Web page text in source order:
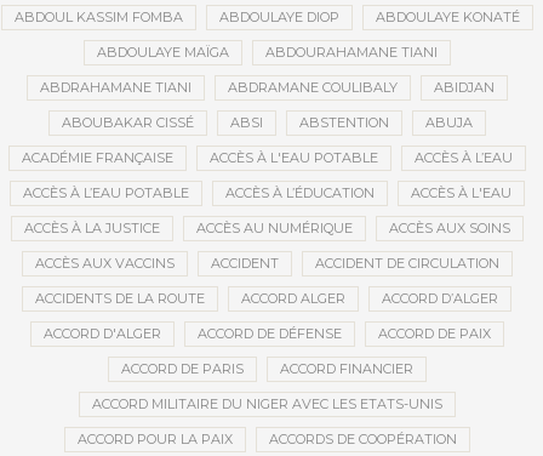
ABDOUL KASSIM FOMBA ABDOULAYE DIOP ABDOULAYE KONATÉ
ABDOULAYE MAÏGA ABDOURAHAMANE TIANI
ABDRAHAMANE TIANI ABDRAMANE COULIBALY ABIDJAN
ABOUBAKAR CISSÉ ABSI ABSTENTION ABUJA
ACADÉMIE FRANÇAISE ACCÈS À L'EAU POTABLE ACCÈS À L’EAU
ACCÈS À L’EAU POTABLE ACCÈS À L’ÉDUCATION ACCÈS À L'EAU
ACCÈS À LA JUSTICE ACCÈS AU NUMÉRIQUE ACCÈS AUX SOINS
ACCÈS AUX VACCINS ACCIDENT ACCIDENT DE CIRCULATION
ACCIDENTS DE LA ROUTE ACCORD ALGER ACCORD D’ALGER
ACCORD D'ALGER ACCORD DE DÉFENSE ACCORD DE PAIX
ACCORD DE PARIS ACCORD FINANCIER
ACCORD MILITAIRE DU NIGER AVEC LES ETATS-UNIS
ACCORD POUR LA PAIX ACCORDS DE COOPÉRATION